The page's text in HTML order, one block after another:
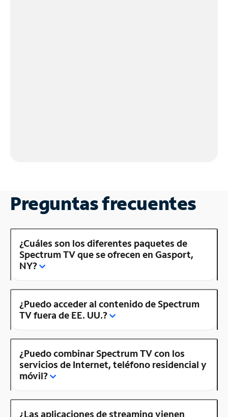
Preguntas frecuentes
¿Cuáles son los diferentes paquetes de
Spectrum TV que se ofrecen en Gasport,
NY?
¿Puedo acceder al contenido de Spectrum
TV fuera de EE. UU.?
¿Puedo combinar Spectrum TV con los
servicios de Internet, teléfono residencial y
móvil?
¿Las aplicaciones de streaming vienen